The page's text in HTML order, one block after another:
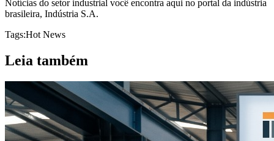
Notícias do setor industrial você encontra aqui no portal da indústria
brasileira, Indústria S.A.
Tags:Hot News
Leia também